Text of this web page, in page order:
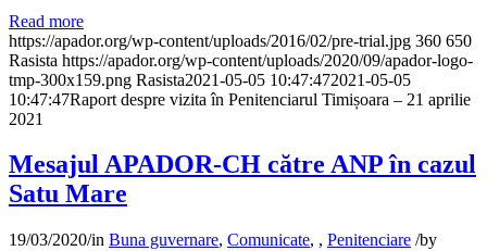
Read more
https://apador.org/wp-content/uploads/2016/02/pre-trial.jpg 360 650
Rasista https://apador.org/wp-content/uploads/2020/09/apador-logo-
tmp-300x159.png Rasista2021-05-05 10:47:472021-05-05
10:47:47Raport despre vizita în Penitenciarul Timișoara – 21 aprilie
2021
Mesajul APADOR-CH către ANP în cazul
Satu Mare
19/03/2020/in Buna guvernare, Comunicate, , Penitenciare /by